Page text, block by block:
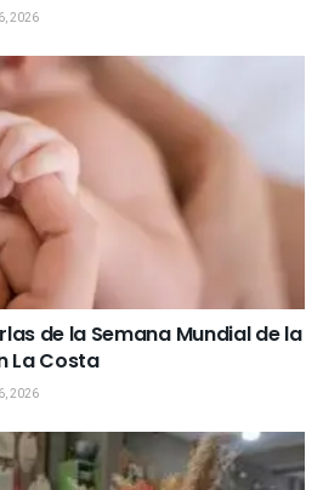
2026
de la Semana Mundial de la
La Costa
2026